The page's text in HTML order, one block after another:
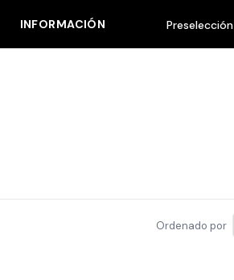
INFORMACIÓN Preselección
Ordenado por